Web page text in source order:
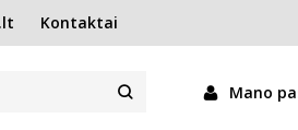
Kontaktai
Mano
61161M